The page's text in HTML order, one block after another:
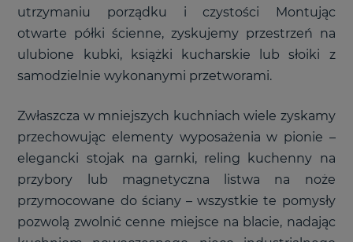
utrzymaniu porządku i czystości Montując
otwarte półki ścienne, zyskujemy przestrzeń na
ulubione kubki, książki kucharskie lub słoiki z
samodzielnie wykonanymi przetworami.
Zwłaszcza w mniejszych kuchniach wiele zyskamy
przechowując elementy wyposażenia w pionie –
elegancki stojak na garnki, reling kuchenny na
przybory lub magnetyczna listwa na noże
przymocowane do ściany – wszystkie te pomysły
pozwolą zwolnić cenne miejsce na blacie, nadając